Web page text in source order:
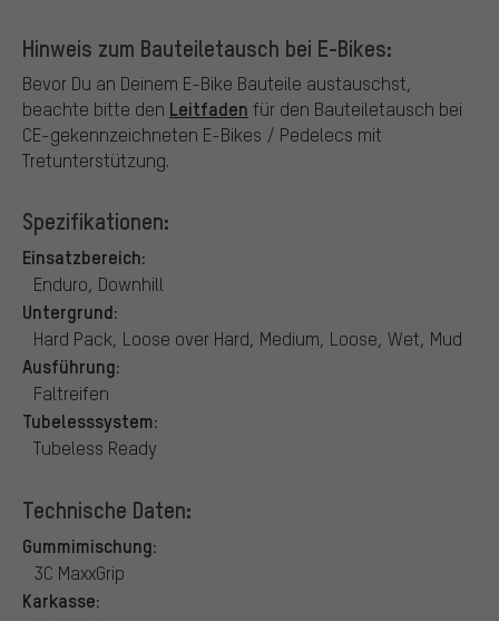
Hinweis zum Bauteiletausch bei E-Bikes:
Bevor Du an Deinem E-Bike Bauteile austauschst,
beachte bitte den Leitfaden für den Bauteiletausch bei
CE-gekennzeichneten E-Bikes / Pedelecs mit
Tretunterstützung.
Spezifikationen:
Einsatzbereich:
Enduro, Downhill
Untergrund:
Hard Pack, Loose over Hard, Medium, Loose, Wet, Mud
Ausführung:
Faltreifen
Tubelesssystem:
Tubeless Ready
Technische Daten:
Gummimischung:
3C MaxxGrip
Karkasse: